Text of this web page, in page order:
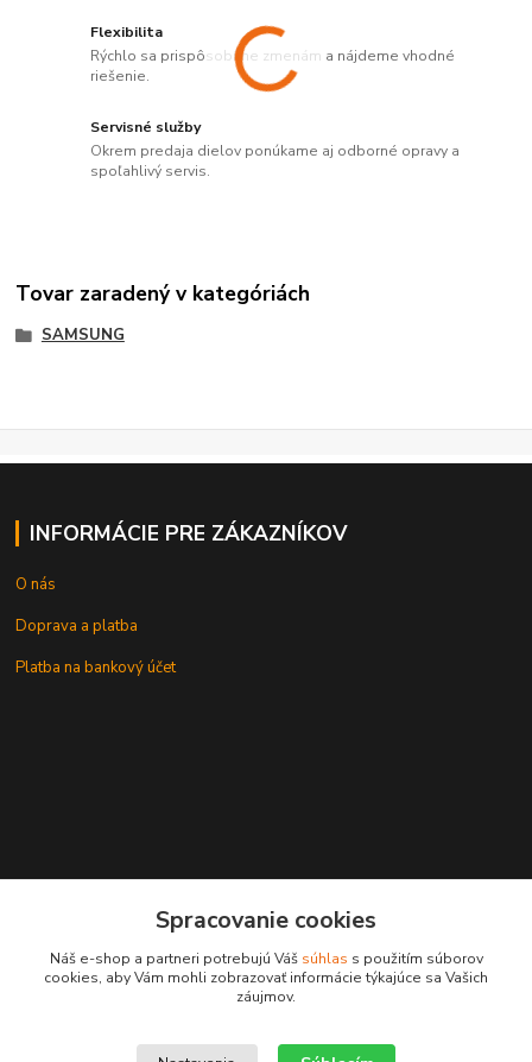
Flexibilita
Rýchlo sa prispôsobíme zmenám a nájdeme vhodné
riešenie.
Servisné služby
Okrem predaja dielov ponúkame aj odborné opravy a
spoľahlivý servis.
Tovar zaradený v kategóriách
SAMSUNG
INFORMÁCIE PRE ZÁKAZNÍKOV
O nás
Doprava a platba
Platba na bankový účet
leksunsro@gmail.com
Spracovanie cookies
Náš e-shop a partneri potrebujú Váš súhlas s použitím súborov
cookies, aby Vám mohli zobrazovať informácie týkajúce sa Vašich
záujmov.